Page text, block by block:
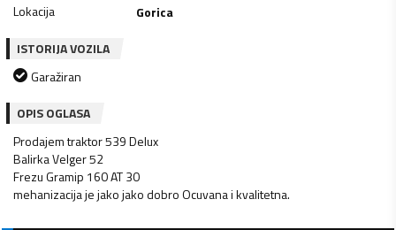
Lokacija
Gorica
ISTORIJA VOZILA
Garažiran
OPIS OGLASA
Prodajem traktor 539 Delux
Balirka Velger 52
Frezu Gramip 160 AT 30
mehanizacija je jako jako dobro Ocuvana i kvalitetna.